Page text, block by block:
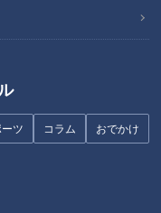
ツ コラム おでかけ